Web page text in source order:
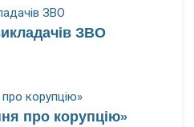
ЗВО
про корупцію»